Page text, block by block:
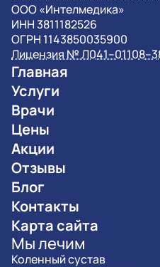
OOO «Интелмедика»
ИНН 3811182526
ОГРН 1143850035900
Лицензия №
Главная
Услуги
Врачи
Цены
Акции
Отзывы
Блог
Контакты
Карта сайта
Мы лечим
Коленный сустав